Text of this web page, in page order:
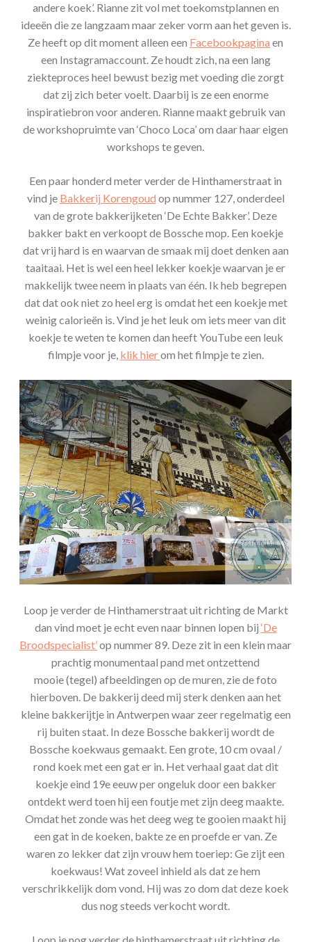
andere koek’. Rianne zit vol met toekomstplannen en
ideeën die ze langzaam maar zeker vorm aan het geven is.
Ze heeft op dit moment alleen een Facebookpagina en
een Instagramaccount. Ze houdt zich, na een lang
ziekteproces heel bewust bezig met voeding die zorgt
dat zij zich beter voelt. Daarbij is ze een enorme
inspiratiebron voor anderen. Rianne maakt gebruik van
de workshopruimte van ‘Choco Loca’ om daar haar eigen
workshops te geven.
Een paar honderd meter verder de Hinthamerstraat in
vind je Bakkerij Korengoud op nummer 127, onderdeel
van de grote bakkerijketen ‘De Echte Bakker’. Deze
bakker bakt en verkoopt de Bossche mop. Een koekje
dat vrij hard is en waarvan de smaak mij doet denken aan
taaitaai. Het is wel een heel lekker koekje waarvan je er
makkelijk twee neem in plaats van één. Ik heb begrepen
dat dat ook niet zo heel erg is omdat het een koekje met
weinig calorieën is. Vind je het leuk om iets meer van dit
koekje te weten te komen dan heeft YouTube een leuk
filmpje voor je, klik hierom het filmpje te zien.
Loop je verder de Hinthamerstraat uit richting de Markt
dan vind moet je echt even naar binnen lopen bij ‘De
Broodspecialist’op nummer 89. Deze zit in een klein maar
prachtig monumentaal pand met ontzettend
mooie (tegel) afbeeldingen op de muren, zie de foto
hierboven. De bakkerij deed mij sterk denken aan het
kleine bakkerijtje in Antwerpen waar zeer regelmatig een
rij buiten staat. In deze Bossche bakkerij wordt de
Bossche koekwaus gemaakt. Een grote, 10 cm ovaal /
rond koek met een gat er in. Het verhaal gaat dat dit
koekje eind 19e eeuw per ongeluk door een bakker
ontdekt werd toen hij een foutje met zijn deeg maakte.
Omdat het zonde was het deeg weg te gooien maakt hij
een gat in de koeken, bakte ze en proefde er van. Ze
waren zo lekker dat zijn vrouw hem toeriep: Ge zijt een
koekwaus! Wat zoveel inhield als dat ze hem
verschrikkelijk dom vond. Hij was zo dom dat deze koek
dus nog steeds verkocht wordt.